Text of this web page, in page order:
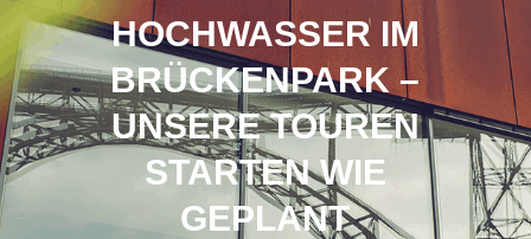
HOCHWASSER IM
BRÜCKENPARK –
UNSERE TOUREN
STARTEN WIE
GEPLANT